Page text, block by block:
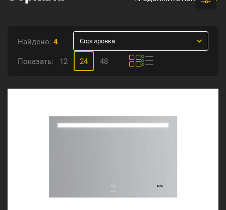
Найдено: 4 Сортировка
Показать: 12 24 48